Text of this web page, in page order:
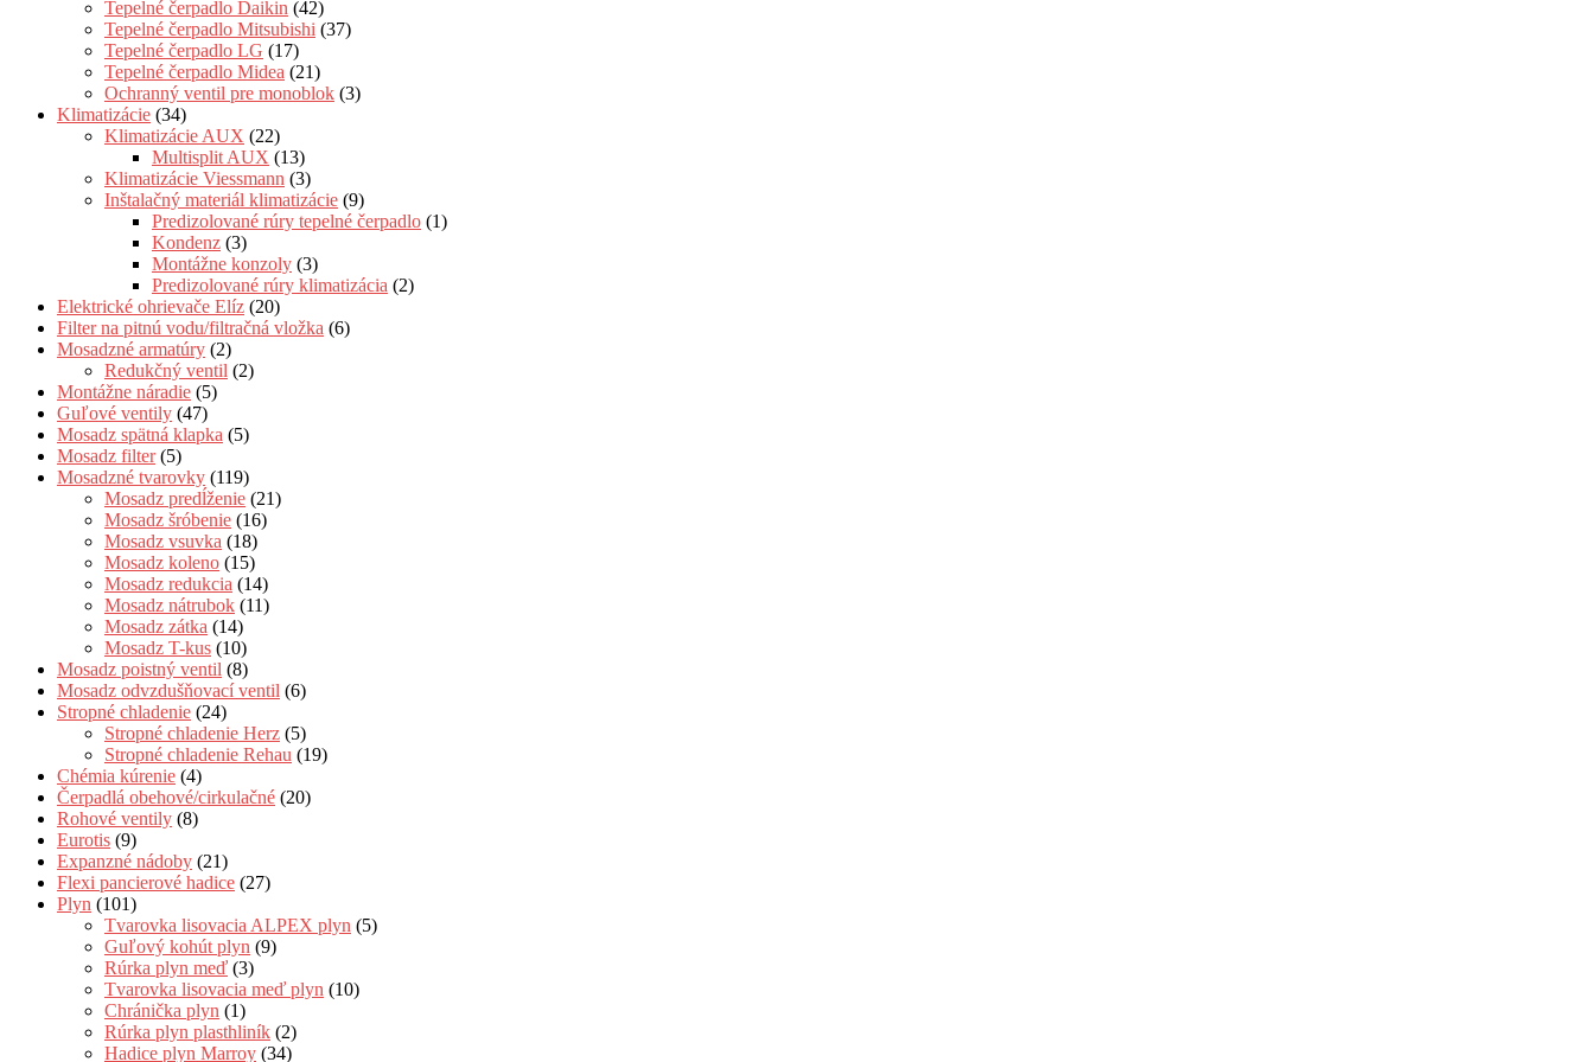
Tepelné čerpadlo Daikin (42)
Tepelné čerpadlo Mitsubishi (37)
Tepelné čerpadlo LG (17)
Tepelné čerpadlo Midea (21)
Ochranný ventil pre monoblok (3)
Klimatizácie (34)
Klimatizácie AUX (22)
Multisplit AUX (13)
Klimatizácie Viessmann (3)
Inštalačný materiál klimatizácie (9)
Predizolované rúry tepelné čerpadlo (1)
Kondenz (3)
Montážne konzoly (3)
Predizolované rúry klimatizácia (2)
Elektrické ohrievače Elíz (20)
Filter na pitnú vodu/filtračná vložka (6)
Mosadzné armatúry (2)
Redukčný ventil (2)
Montážne náradie (5)
Guľové ventily (47)
Mosadz spätná klapka (5)
Mosadz filter (5)
Mosadzné tvarovky (119)
Mosadz predĺženie (21)
Mosadz šróbenie (16)
Mosadz vsuvka (18)
Mosadz koleno (15)
Mosadz redukcia (14)
Mosadz nátrubok (11)
Mosadz zátka (14)
Mosadz T-kus (10)
Mosadz poistný ventil (8)
Mosadz odvzdušňovací ventil (6)
Stropné chladenie (24)
Stropné chladenie Herz (5)
Stropné chladenie Rehau (19)
Chémia kúrenie (4)
Čerpadlá obehové/cirkulačné (20)
Rohové ventily (8)
Eurotis (9)
Expanzné nádoby (21)
Flexi pancierové hadice (27)
Plyn (101)
Tvarovka lisovacia ALPEX plyn (5)
Guľový kohút plyn (9)
Rúrka plyn meď (3)
Tvarovka lisovacia meď plyn (10)
Chránička plyn (1)
Rúrka plyn plasthliník (2)
Hadice plyn Marroy (34)